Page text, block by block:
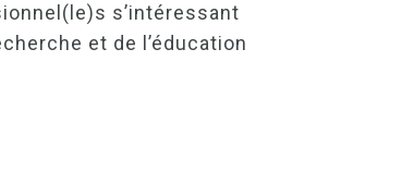
s’intéressant
et de l’éducation